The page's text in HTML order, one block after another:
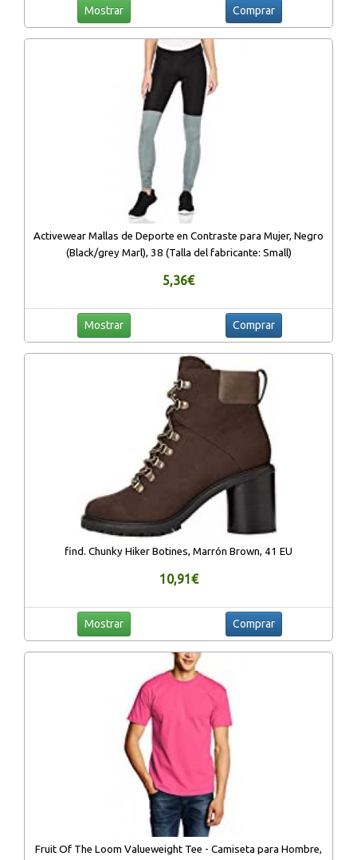
Mostrar Comprar
Activewear Mallas de Deporte en Contraste para Mujer, Negro
(Black/grey Marl), 38 (Talla del fabricante: Small)
5,36€
Mostrar Comprar
find. Chunky Hiker Botines, Marrón Brown, 41 EU
10,91€
Mostrar Comprar
Fruit Of The Loom Valueweight Tee - Camiseta para Hombre,